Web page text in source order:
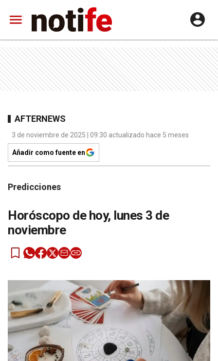
AFTERNEWS
3 de noviembre de 2025 | 09:30 actualizado hace 5 meses
Añadir como fuente en
Predicciones
Horóscopo de hoy, lunes 3 de
noviembre